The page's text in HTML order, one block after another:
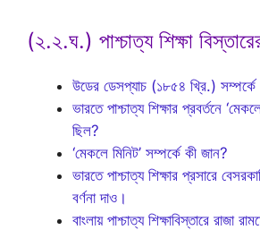
(২.২.ঘ.) পাশ্চাত্য শিক্ষা
উডের ডেসপ্যাচ (১৮৫৪ খ্রি.) সম্পর্কে
ভারতে পাশ্চাত্য শিক্ষার প্রবর্তনে
ছিল?
‘মেকলে মিনিট’ সম্পর্কে কী জান?
ভারতে পাশ্চাত্য শিক্ষার প্রসারে
বর্ণনা দাও।
বাংলায় পাশ্চাত্য শিক্ষাবিস্তারে রাজা